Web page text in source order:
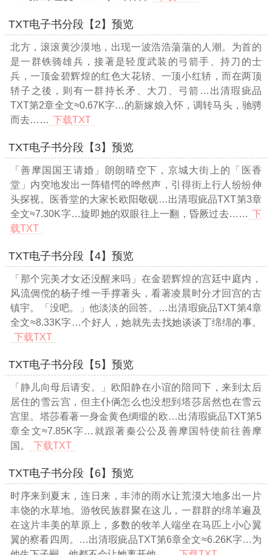
TXT电子书分段【2】预览
北方，滚滚黄沙漠地，出现一波浩浩蕩蕩的人潮。为首的
是一群铁骑雄兵，接著是轻度武装的弓箭手、持刀的士
兵，一顶金碧辉煌的红色大花轿、一顶小红轿，而在两顶
轿子之後，则有一群持长矛、大刀、弓箭 …出清瑕疵品
TXT第2章全文≈0.67K字…的新嫁娘入怀，调转马头，驰骋
而去…… 下载TXT
TXT电子书分段【3】预览
「善摩国国王请婚」朗朗晴空下，京城大街上的「医香
堂」内突地发出一阵错愕的哗然声，引得街上行人纷纷伸
头探视。医香堂的大家长欧阳敬砚…出清瑕疵品TXT第3章
全文≈7.30K字…旋即她的双眼往上一翻，昏厥过去…… 下
载TXT
TXT电子书分段【4】预览
「那个完美才女还没醒来吗」在金碧辉煌的宫廷中庭内，
风流倜傥的杨子维一手撑著头，看著凌晨时分才回宫的古
镇宇。「没吧。」他淡淡的回答。
…出清瑕疵品TXT第4章
全文≈8.33K字…个好人，她就先去找她谈谈丁绵绵的事。
下载TXT
TXT电子书分段【5】预览
「静儿向母后请安。」欧阳静在小谊的陪同下，来到太后
居住的雪云宫，但主仆俩怎么也没想到塔莎居然也在雪云
宫里。塔莎看著一身金黄色绸缎的欧…出清瑕疵品TXT第5
章全文≈7.85K字… 就跟著秦公公及善摩国特使前往善摩
国。
下载TXT
TXT电子书分段【6】预览
时序来到夏末，连日来，丰沛的雨水让荒漠大地多出一片
丰饶的水草地。游牧民族群聚在这儿，一群群的绵羊遍及
在这片丰美的草原上，多数的牧羊人端坐在马匹上小心翼
翼的察看四周。
…出清瑕疵品TXT第6章全文≈6.26K字…为